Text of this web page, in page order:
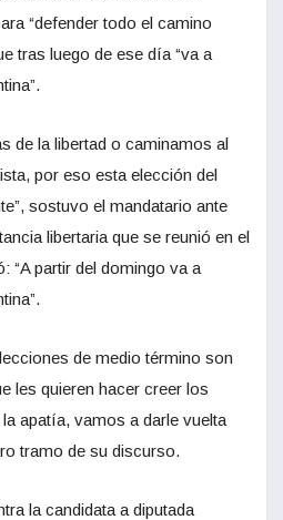
“defender todo el camino
tras luego de ese día “va a
de la libertad o caminamos al
por eso esta elección del
sostuvo el mandatario ante
libertaria que se reunió en el
“A partir del domingo va a
de medio término son
les quieren hacer creer los
apatía, vamos a darle vuelta
tramo de su discurso.
la candidata a diputada